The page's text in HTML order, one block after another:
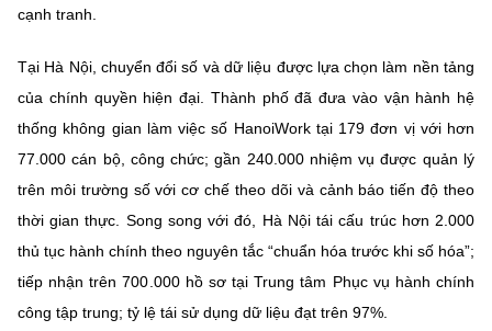
cạnh tranh.
Tại Hà Nội, chuyển đổi số và dữ liệu được lựa chọn làm nền tảng
của chính quyền hiện đại. Thành phố đã đưa vào vận hành hệ
thống không gian làm việc số HanoiWork tại 179 đơn vị với hơn
77.000 cán bộ, công chức; gần 240.000 nhiệm vụ được quản lý
trên môi trường số với cơ chế theo dõi và cảnh báo tiến độ theo
thời gian thực. Song song với đó, Hà Nội tái cấu trúc hơn 2.000
thủ tục hành chính theo nguyên tắc “chuẩn hóa trước khi số hóa”;
tiếp nhận trên 700.000 hồ sơ tại Trung tâm Phục vụ hành chính
công tập trung; tỷ lệ tái sử dụng dữ liệu đạt trên 97%.